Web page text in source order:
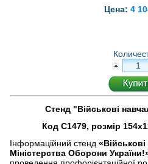
Цена: 4
Стенд "Військові
Код С1479, розмір
Інформаційний стенд
Міністерства Оборони